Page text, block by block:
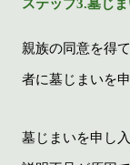
ステップ3.墓じ
親族の同意を得
者に墓じまいを
墓じまいを申し